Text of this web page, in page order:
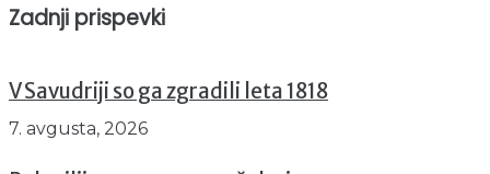
Zadnji prispevki
V Savudriji so ga zgradili leta 1818
7. avgusta, 2026